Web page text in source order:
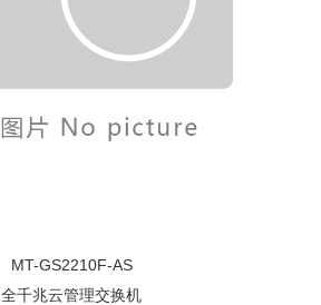
MT-GS2210F-AS
全千兆云管理交换机